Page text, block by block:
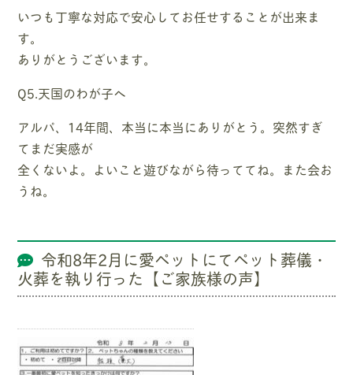
いつも丁寧な対応で安心してお任せすることが出来ま
す。
ありがとうございます。
Q5.天国のわが子へ
アルパ、14年間、本当に本当にありがとう。突然すぎ
てまだ実感が
全くないよ。よいこと遊びながら待っててね。また会お
うね。
令和8年2月に愛ペットにてペット葬儀・
火葬を執り行った【ご家族様の声】